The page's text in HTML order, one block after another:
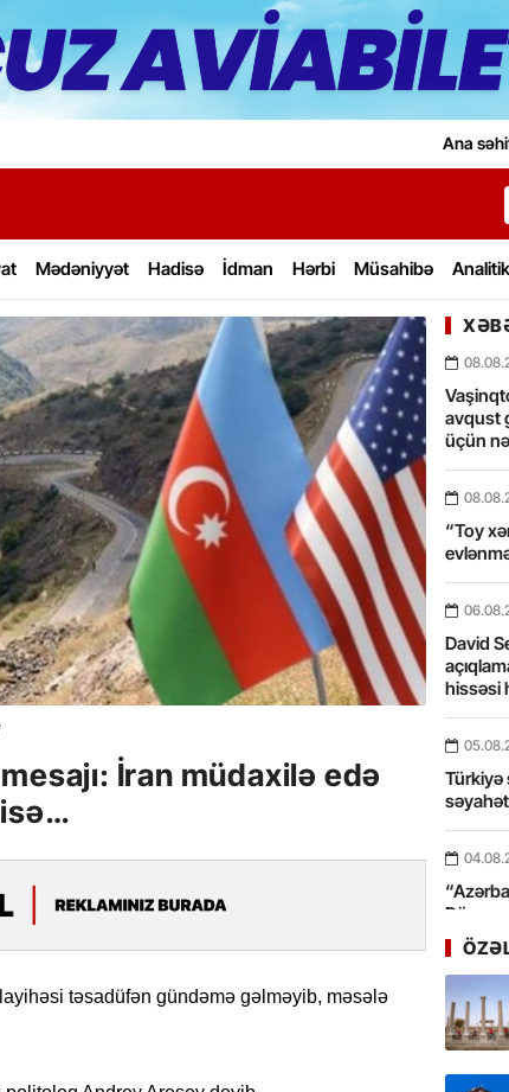
Ana
Mədəniyyət Hadisə İdman Hərbi Müsahibə
İran müdaxilə edə
təsadüfən gündəmə gəlməyib, məsələ
avqust
üçün
“Toy
David
hissəsi
Türkiyə
xidmət
Bosfor
dəfə